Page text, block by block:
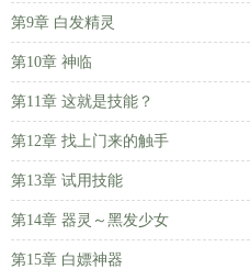
第9章 白发精灵
第10章 神临
第11章 这就是技能？
第12章 找上门来的触手
第13章 试用技能
第14章 器灵～黑发少女
第15章 白嫖神器